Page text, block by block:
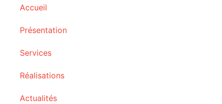
Accueil
Présentation
Services
Réalisations
Actualités